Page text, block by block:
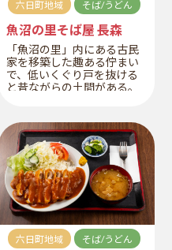
六日町地域 そば/うどん
魚沼の里そば屋 長森
「魚沼の里」内にある古民
家を移築した趣ある佇まい
で、低いくぐり戸を抜ける
と昔ながらの土間がある。
迎えします。ふるさとに帰
ったようなホッとする雰囲
気の中で、くつろぎながら
食事を楽しんでいただけま
す。
六日町地域
そば/うどん